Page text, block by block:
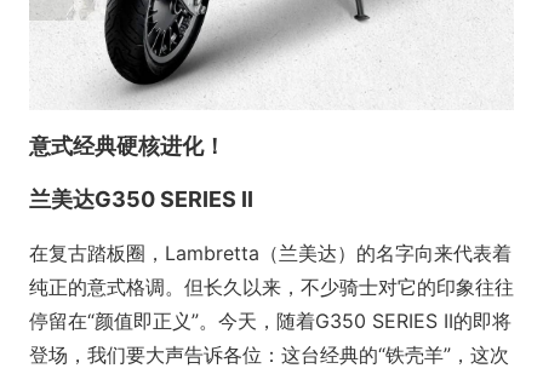
意式经典硬核进化！
兰美达G350 SERIES II
在复古踏板圈，Lambretta（兰美达）的名字向来代表着
纯正的意式格调。但长久以来，不少骑士对它的印象往往
停留在“颜值即正义”。今天，随着G350 SERIES II的即将
登场，我们要大声告诉各位：这台经典的“铁壳羊”，这次